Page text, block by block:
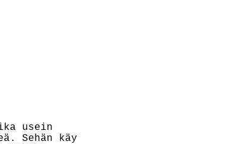
usein
Sehän käy